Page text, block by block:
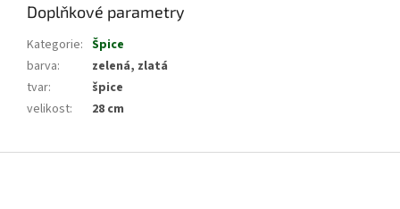
Doplňkové parametry
Kategorie: Špice
barva:
zelená, zlatá
tvar:
špice
velikost: 28 cm